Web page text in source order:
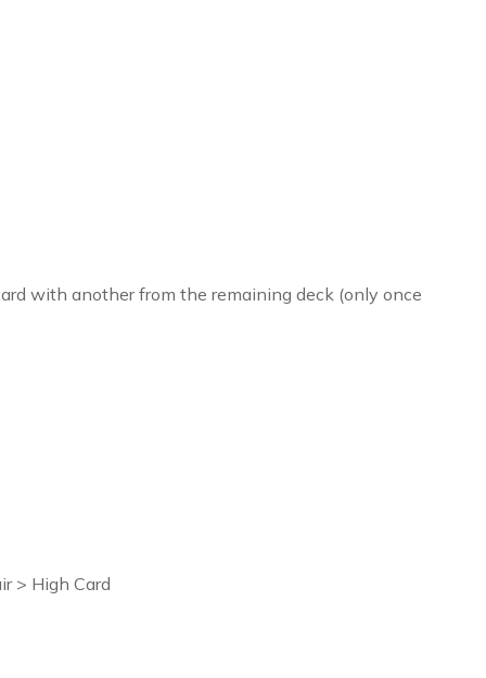
with another from the remaining deck (only once
> High Card